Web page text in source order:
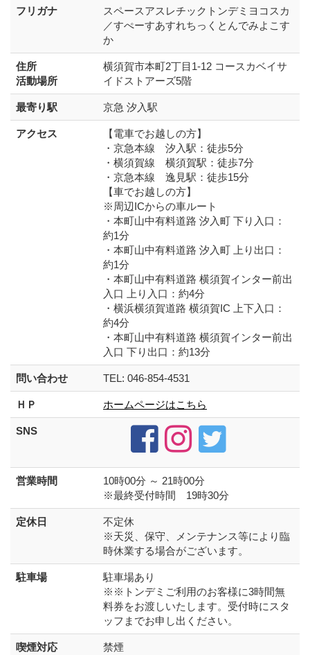
フリガナ
スペースアスレチックトンデミヨコスカ
／すぺーすあすれちっくとんでみよこす
か
住所
活動場所
横須賀市本町2丁目1-12 コースカベイサ
イドストアーズ5階
最寄り駅 京急 汐入駅
アクセス
【電車でお越しの方】
・京急本線 汐入駅：徒歩5分
・横須賀線 横須賀駅：徒歩7分
・京急本線 逸見駅：徒歩15分
【車でお越しの方】
※周辺ICからの車ルート
・本町山中有料道路 汐入町 下り入口：
約1分
・本町山中有料道路 汐入町 上り出口：
約1分
・本町山中有料道路 横須賀インター前出
入口 上り入口：約4分
・横浜横須賀道路 横須賀IC 上下入口：
約4分
・本町山中有料道路 横須賀インター前出
入口 下り出口：約13分
問い合わせ TEL: 046-854-4531
ＨＰ ホームページはこちら
SNS
営業時間
10時00分 ～ 21時00分
※最終受付時間 19時30分
定休日
不定休
※天災、保守、メンテナンス等により臨
時休業する場合がございます。
駐車場
駐車場あり
※※トンデミご利用のお客様に3時間無
料券をお渡しいたします。受付時にスタ
ッフまでお申し出ください。
喫煙対応 禁煙